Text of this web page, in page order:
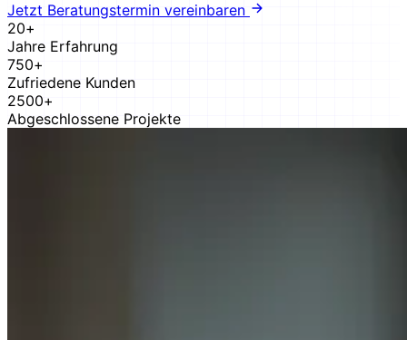
Jetzt Beratungstermin vereinbaren
20+
Jahre Erfahrung
750+
Zufriedene Kunden
2500+
Abgeschlossene Projekte